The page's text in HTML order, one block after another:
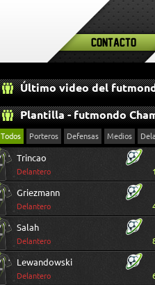
Contacto
Todos Porteros Defensas Medios
Trincao
Delantero
Griezmann
Delantero
Salah
Delantero
Lewandowski
Delantero